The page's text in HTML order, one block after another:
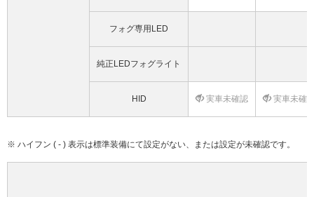
フォグ専用LED
純正LEDフォグライト
HID 実車未確認 実車未確
※ ハイフン ( - ) 表示は標準装備にて設定がない、または設定が未確認です。